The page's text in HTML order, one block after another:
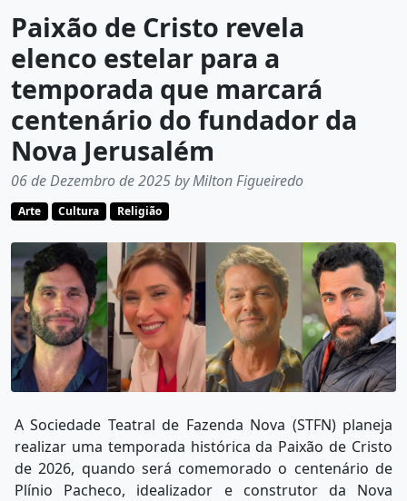
Paixão de Cristo revela
elenco estelar para a
temporada que marcará
centenário do fundador da
Nova Jerusalém
06 de Dezembro de 2025 by Milton Figueiredo
Arte Cultura Religião
A Sociedade Teatral de Fazenda Nova (STFN) planeja
realizar uma temporada histórica da Paixão de Cristo
de 2026, quando será comemorado o centenário de
Plínio Pacheco, idealizador e construtor da Nova